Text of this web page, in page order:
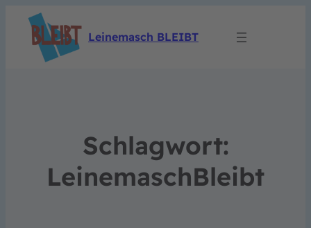
Leinemasch BLEIBT
Schlagwort:
LeinemaschBleibt